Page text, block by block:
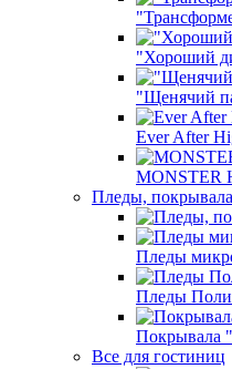
"Хороший
"Щенячий
Ever After
MONSTER
Пледы, покрывала
Пледы
Пледы
Покрывала
Все для гостиниц